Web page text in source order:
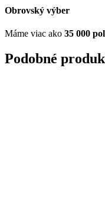
Obrovský výber
Máme viac ako 35 000
Podobné